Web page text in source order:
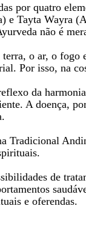
por quatro
e Tayta Wayra
não é
o ar, o fogo
Por isso, na
da
A doença,
Tradicional
de
e oferendas.